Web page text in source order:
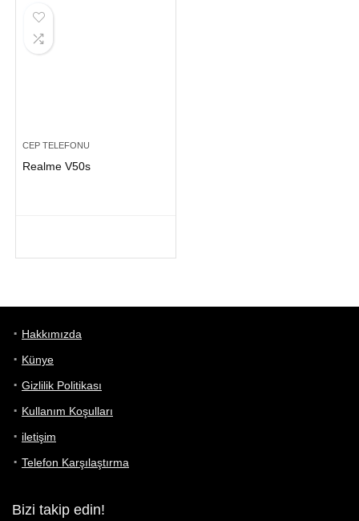
CEP TELEFONU
Realme V50s
Hakkımızda
Künye
Gizlilik Politikası
Kullanım Koşulları
iletişim
Telefon Karşılaştırma
Bizi takip edin!